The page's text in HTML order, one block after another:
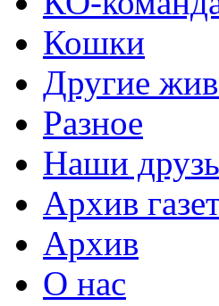
Кошки
Другие
Разное
Наши
Архив
Архив
О нас